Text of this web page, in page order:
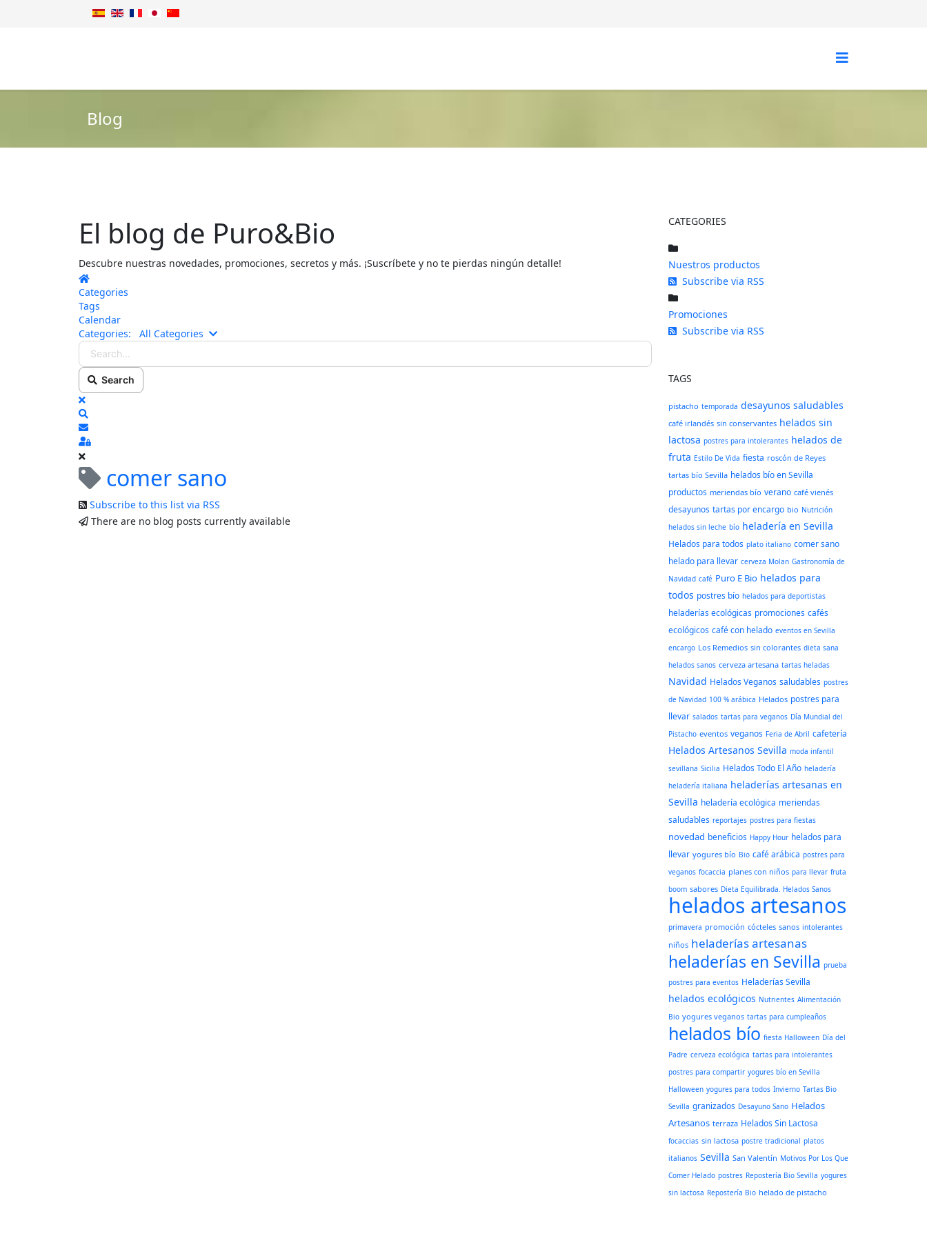
Blog
El blog de Puro&Bio
Descubre nuestras novedades, promociones, secretos y más. ¡Suscríbete y no te pierdas ningún detalle!
Home
Categories
Tags
Calendar
Categories:
All Categories Search...
Search
x
Subscribe to blog
Sign In
comer sano
Subscribe to this list via RSS
There are no blog posts currently available
CATEGORIES
Nuestros productos
Subscribe via RSS
Promociones
Subscribe via RSS
TAGS
pistacho temporada desayunos saludables
café irlandés sin conservantes helados sin
lactosa postres para intolerantes helados de
fruta Estilo De Vida fiesta roscón de Reyes
tartas bío Sevilla helados bío en Sevilla
productos meriendas bío verano café vienés
desayunos tartas por encargo bio Nutrición
helados sin leche bío heladería en Sevilla
Helados para todos plato italiano comer sano
helado para llevar cerveza Molan Gastronomía de
Navidad café Puro E Bio helados para
todos postres bío helados para deportistas
heladerías ecológicas promociones cafés
ecológicos café con helado eventos en Sevilla
encargo Los Remedios sin colorantes dieta sana
helados sanos cerveza artesana tartas heladas
Navidad Helados Veganos saludables postres
de Navidad 100 % arábica Helados postres para
llevar salados tartas para veganos Día Mundial del
Pistacho eventos veganos Feria de Abril cafetería
Helados Artesanos Sevilla moda infantil
sevillana Sicilia Helados Todo El Año heladería
heladería italiana heladerías artesanas en
Sevilla heladería ecológica meriendas
saludables reportajes postres para fiestas
novedad beneficios Happy Hour helados para
llevar yogures bío Bio café arábica postres para
veganos focaccia planes con niños para llevar fruta
boom sabores Dieta Equilibrada. Helados Sanos
helados artesanos
primavera promoción cócteles sanos intolerantes
niños heladerías artesanas
heladerías en Sevilla prueba
postres para eventos Heladerías Sevilla
helados ecológicos Nutrientes Alimentación
Bio yogures veganos tartas para cumpleaños
helados bío fiesta Halloween Día del
Padre cerveza ecológica tartas para intolerantes
postres para compartir yogures bío en Sevilla
Halloween yogures para todos Invierno Tartas Bio
Sevilla granizados Desayuno Sano Helados
Artesanos terraza Helados Sin Lactosa
focaccias sin lactosa postre tradicional platos
italianos Sevilla San Valentín Motivos Por Los Que
Comer Helado postres Repostería Bio Sevilla yogures
sin lactosa Repostería Bio helado de pistacho